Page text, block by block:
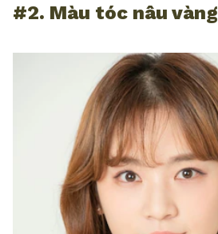
#2. Màu tóc nâu vàng